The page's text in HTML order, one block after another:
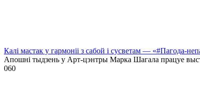
Калі мастак у гармоніі з сабой і сусветам — «#Пагода-
Апошні тыдзень у Арт-цэнтры Марка Шагала працуе
060